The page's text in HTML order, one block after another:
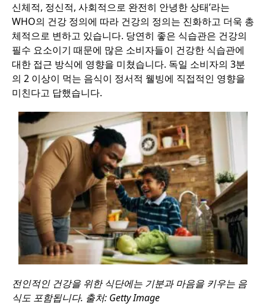
신체적, 정신적, 사회적으로 완전히 안녕한 상태’라는
WHO의 건강 정의에 따라 건강의 정의는 진화하고 더욱 총
체적으로 변하고 있습니다. 당연히 좋은 식습관은 건강의
필수 요소이기 때문에 많은 소비자들이 건강한 식습관에
대한 접근 방식에 영향을 미쳤습니다. 독일 소비자의 3분
의 2 이상이 먹는 음식이 정서적 웰빙에 직접적인 영향을
미친다고 답했습니다.
전인적인 건강을 위한 식단에는 기분과 마음을 키우는 음
식도 포함됩니다. 출처: Getty Image